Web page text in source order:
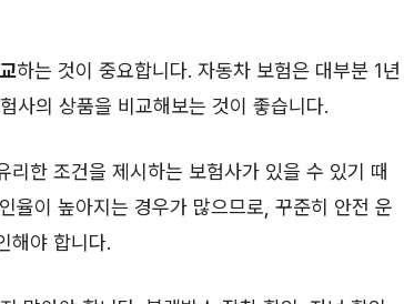
하는 것이 중요합니다. 자동차 보험은 대부분 1년
사의 상품을 비교해보는 것이 좋습니다.
한 조건을 제시하는 보험사가 있을 수 있기 때
율이 높아지는 경우가 많으므로, 꾸준히 안전 운
해야 합니다.